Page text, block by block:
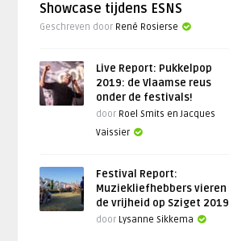
Showcase tijdens ESNS
Geschreven door René Rosierse
Live Report: Pukkelpop
2019: de Vlaamse reus
onder de festivals!
door Roel Smits en Jacques
Vaissier
Festival Report:
Muziekliefhebbers vieren
de vrijheid op Sziget 2019
door Lysanne Sikkema